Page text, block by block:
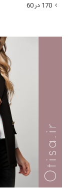
170 در 60